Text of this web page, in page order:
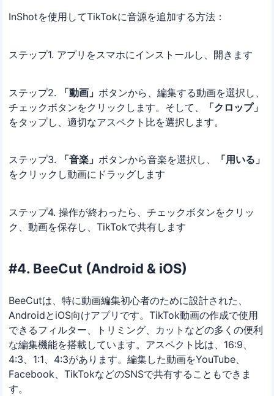
InShotを使用してTikTokに音源を追加する方法：
ステップ1. アプリをスマホにインストールし、開きます
ステップ2. 「動画」 ボタンから、編集する動画を選択し、
チェックボタンをクリックします。そして、
「クロップ」
をタップし、適切なアスペクト比を選択します。
ステップ3. 「音楽」ボタンから音楽を選択し、
「用いる」
をクリックし動画にドラッグします
ステップ4. 操作が終わったら、チェックボタンをクリッ
ク、動画を保存し、TikTokで共有します
#4. BeeCut (Android & iOS)
BeeCutは、特に動画編集初心者のために設計された、
AndroidとiOS向けアプリです。TikTok動画の作成で使用
できるフィルター、トリミング、カットなどの多くの便利
な編集機能を搭載しています。アスペクト比は、16:9、
4:3、1:1、4:3があります。編集した動画をYouTube、
Facebook、TikTokなどのSNSで共有することもできま
す。